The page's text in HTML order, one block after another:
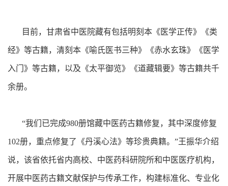
目前，甘肃省中医院藏有包括明刻本《医学正传》《类
经》等古籍，清刻本《喻氏医书三种》《赤水玄珠》《医学
入门》等古籍，以及《太平御览》《道藏辑要》等古籍共千
余册。
“我们已完成980册馆藏中医药古籍修复，其中深度修复
102册，重点修复了《丹溪心法》等珍贵典籍。”王振华介绍
说，该省依托省内高校、中医药科研院所和中医医疗机构，
开展中医药古籍文献保护与传承工作，构建标准化、专业化